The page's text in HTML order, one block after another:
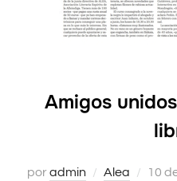
Amigos
poradmin Alea 10